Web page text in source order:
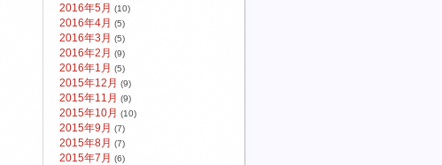
2016年5月 (10)
2016年4月 (5)
2016年3月 (5)
2016年2月 (9)
2016年1月 (5)
2015年12月 (9)
2015年11月 (9)
2015年10月 (10)
2015年9月 (7)
2015年8月 (7)
2015年7月 (6)